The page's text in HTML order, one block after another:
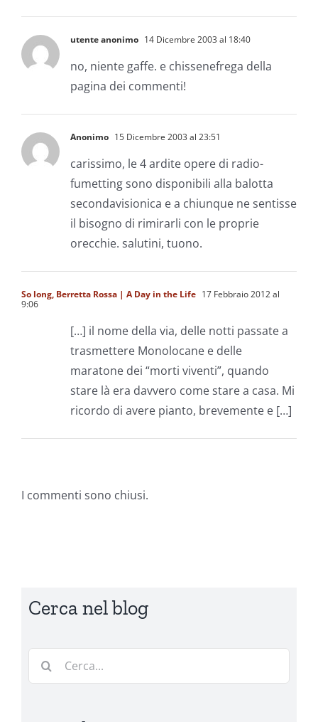
utente anonimo 14 Dicembre 2003 al 18:40
no, niente gaffe. e chissenefrega della
pagina dei commenti!
Anonimo 15 Dicembre 2003 al 23:51
carissimo, le 4 ardite opere di radio-
fumetting sono disponibili alla balotta
secondavisionica e a chiunque ne sentisse
il bisogno di rimirarli con le proprie
orecchie. salutini, tuono.
So long, Berretta Rossa | A Day in the Life 17 Febbraio 2012 al
9:06
[…] il nome della via, delle notti passate a
trasmettere Monolocane e delle
maratone dei “morti viventi”, quando
stare là era davvero come stare a casa. Mi
ricordo di avere pianto, brevemente e […]
I commenti sono chiusi.
Cerca nel blog
Cerca